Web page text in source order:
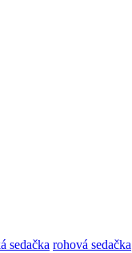
sedačka rohová sedačka